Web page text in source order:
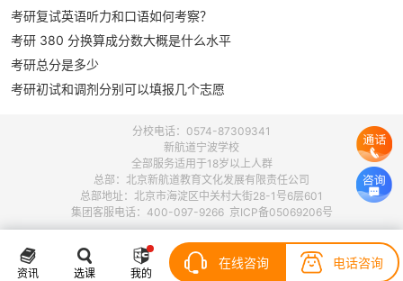
考研复试英语听力和口语如何考察？
考研 380 分换算成分数大概是什么水平
考研总分是多少
考研初试和调剂分别可以填报几个志愿
分校电话：0574-87309341
新航道宁波学校
全部服务适用于18岁以上人群
总部：北京新航道教育文化发展有限责任公司
总部地址：北京市海淀区中关村大街28-1号6层601
集团客服电话：400-097-9266 京ICP备05069206号
资讯 选课 我的
在线咨询 电话咨询